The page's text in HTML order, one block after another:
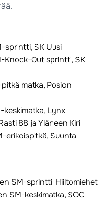
sprintti, SK Uusi
Knock-Out sprintti, SK
matka, Posion
keskimatka, Lynx
88 ja Yläneen Kiri
erikoispitkä, Suunta
SM-sprintti, Hiiltomiehet
SM-keskimatka, SOC